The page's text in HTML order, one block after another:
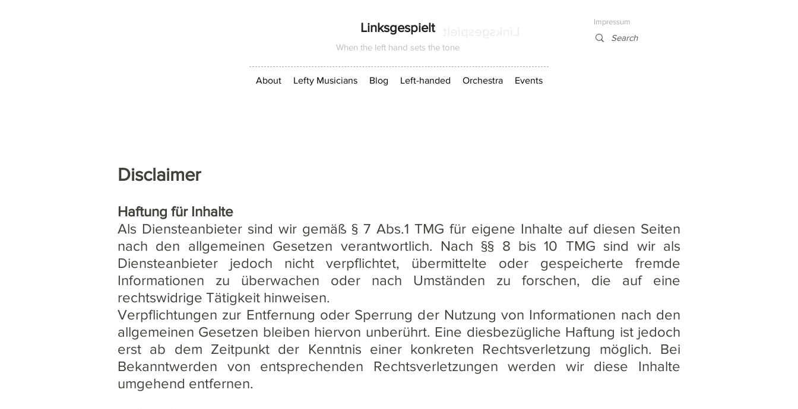
Linksgespielt
When the left hand sets the tone
Impressum
About Lefty Musicians Blog Left-handed Orchestra Events
Disclaimer
Haftung für Inhalte
Als Diensteanbieter sind wir gemäß § 7 Abs.1 TMG für eigene Inhalte auf diesen Seiten
nach den allgemeinen Gesetzen verantwortlich. Nach §§ 8 bis 10 TMG sind wir als
Diensteanbieter jedoch nicht verpflichtet, übermittelte oder gespeicherte fremde
Informationen zu überwachen oder nach Umständen zu forschen, die auf eine
rechtswidrige Tätigkeit hinweisen.
Verpflichtungen zur Entfernung oder Sperrung der Nutzung von Informationen nach den
allgemeinen Gesetzen bleiben hiervon unberührt. Eine diesbezügliche Haftung ist jedoch
erst ab dem Zeitpunkt der Kenntnis einer konkreten Rechtsverletzung möglich. Bei
Bekanntwerden von entsprechenden Rechtsverletzungen werden wir diese Inhalte
umgehend entfernen.